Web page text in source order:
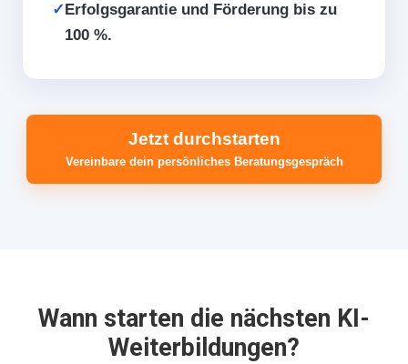
✓ Erfolgsgarantie und Förderung bis zu
100 %.
Jetzt durchstarten
Vereinbare dein persönliches Beratungsgespräch
Wann starten die nächsten KI-
Weiterbildungen?